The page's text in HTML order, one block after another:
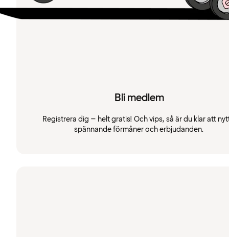
Bli medlem
Registrera dig – helt gratis! Och vips, så är du klar att
spännande förmåner och erbjudanden.